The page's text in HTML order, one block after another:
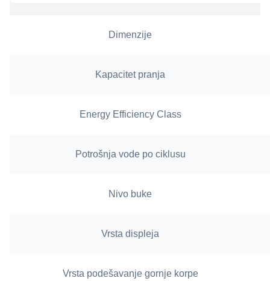
Dimenzije
Kapacitet pranja
Energy Efficiency Class
Potrošnja vode po ciklusu
Nivo buke
Vrsta displeja
Vrsta podešavanje gornje korpe